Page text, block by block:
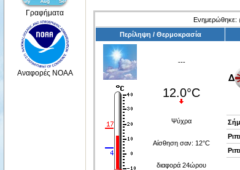
Γραφήματα
Αναφορές NOAA
Ενημερώθηκε:
Περίληψη / Θερμοκρασία
---
12.0°C
Ψύχρα
Αίσθηση σαν: 12°C
διαφορά 24ώρου